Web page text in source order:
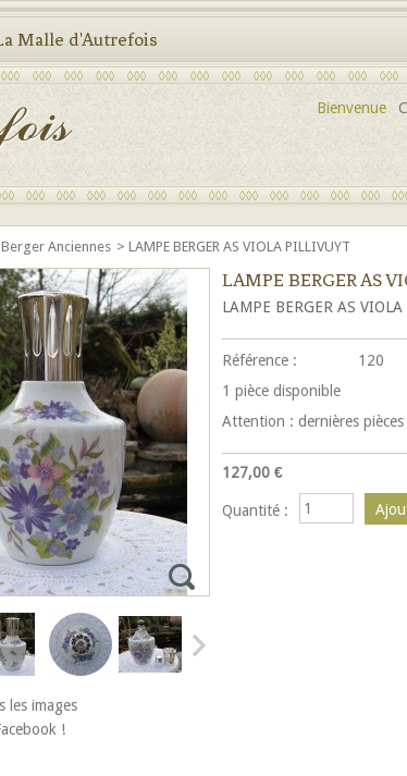
Bienvenue
Malle d'Autrefois
Anciennes > LAMPE BERGER AS VIOLA PILLIVUYT
les images
!
LAMPE BERGER AS
LAMPE BERGER AS VIOLA
Référence :
120
1 pièce disponible
Attention : dernières
127,00 €
Quantité :